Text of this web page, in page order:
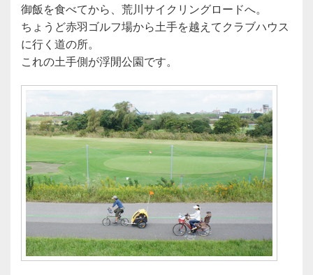
御飯を食べてから、荒川サイクリングロードへ。
ちょうど赤羽ゴルフ場から土手を越えてクラブハウス
に行く道の所。
これの土手側が浮閒公園です。